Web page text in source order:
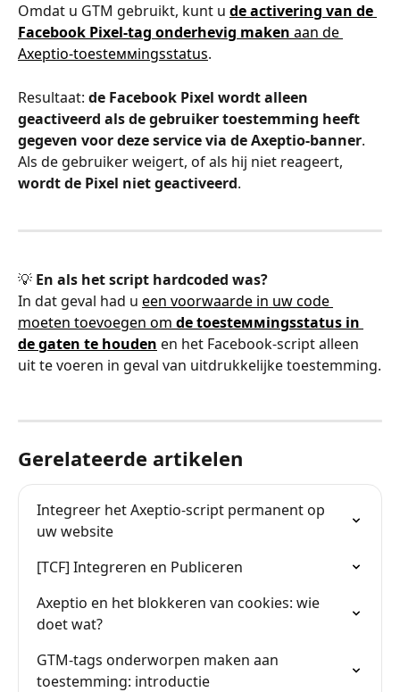
Omdat u GTM gebruikt, kunt u de activering van de
Facebook Pixel-tag onderhevig maken aan de
Axeptio-toesteммingsstatus.
Resultaat: de Facebook Pixel wordt alleen
geactiveerd als de gebruiker toestemming heeft
gegeven voor deze service via de Axeptio-banner.
Als de gebruiker weigert, of als hij niet reageert,
wordt de Pixel niet geactiveerd.
💡 En als het script hardcoded was?
In dat geval had u een voorwaarde in uw code
moeten toevoegen om de toesteммingsstatus in
de gaten te houden en het Facebook-script alleen
uit te voeren in geval van uitdrukkelijke toestemming.
Gerelateerde artikelen
Integreer het Axeptio-script permanent op
uw website
[TCF] Integreren en Publiceren
Axeptio en het blokkeren van cookies: wie
doet wat?
GTM-tags onderworpen maken aan
toestemming: introductie